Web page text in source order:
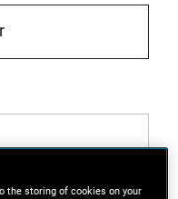
the storing of cookies on your